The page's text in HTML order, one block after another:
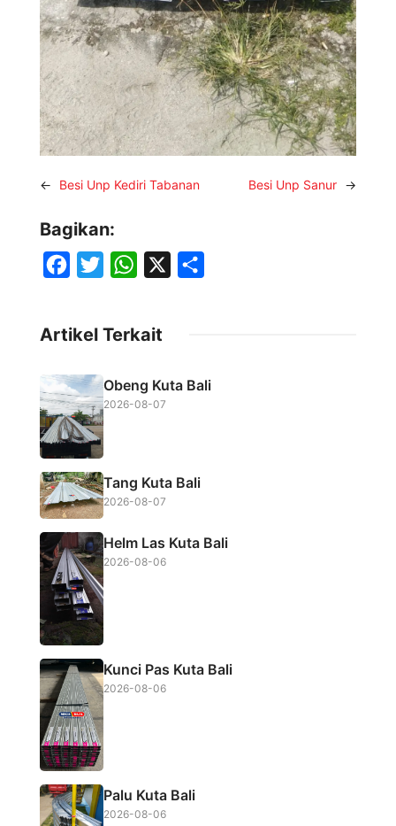
← Besi Unp Kediri Tabanan Besi Unp Sanur →
Bagikan:
e
b
o
o
t
e
W
t
A
Artikel Terkait
Obeng Kuta Bali
2026-08-07
Tang Kuta Bali
2026-08-07
Helm Las Kuta Bali
2026-08-06
Kunci Pas Kuta Bali
2026-08-06
Palu Kuta Bali
2026-08-06